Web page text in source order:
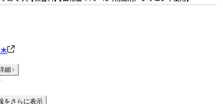
細
をさらに表示